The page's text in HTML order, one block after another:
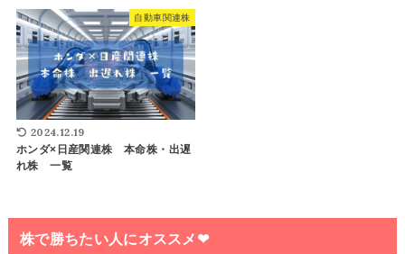
自動車関連株
2024.12.19
ホンダ×日産関連株 本命株・出遅
れ株 一覧
株で勝ちたい人にオススメ❤